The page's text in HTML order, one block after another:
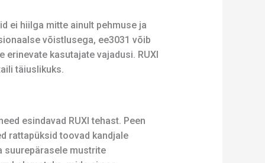
ei hiilga mitte ainult pehmuse ja
võistlusega, ee3031 võib
kasutajate vajadusi. RUXI
täiuslikuks.
esindavad RUXI tehast. Peen
rattapüksid toovad kandjale
suurepärasele mustrite